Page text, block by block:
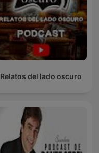
Relatos del lado oscuro